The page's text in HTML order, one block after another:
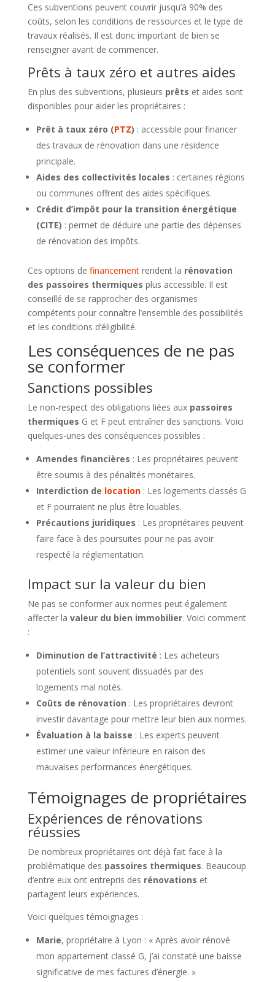
Ces subventions peuvent couvrir jusqu’à 90% des
coûts, selon les conditions de ressources et le type de
travaux réalisés. Il est donc important de bien se
renseigner avant de commencer.
Prêts à taux zéro et autres aides
En plus des subventions, plusieurs prêts et aides sont
disponibles pour aider les propriétaires :
Prêt à taux zéro (PTZ) : accessible pour financer
des travaux de rénovation dans une résidence
principale.
Aides des collectivités locales : certaines régions
ou communes offrent des aides spécifiques.
Crédit d’impôt pour la transition énergétique
(CITE) : permet de déduire une partie des dépenses
de rénovation des impôts.
Ces options de financementrendent la rénovation
des passoires thermiques plus accessible. Il est
conseillé de se rapprocher des organismes
compétents pour connaître l’ensemble des possibilités
et les conditions d’éligibilité.
Les conséquences de ne pas
se conformer
Sanctions possibles
Le non-respect des obligations liées aux passoires
thermiques G et F peut entraîner des sanctions. Voici
quelques-unes des conséquences possibles :
Amendes financières : Les propriétaires peuvent
être soumis à des pénalités monétaires.
Interdiction de location: Les logements classés G
et F pourraient ne plus être louables.
Précautions juridiques : Les propriétaires peuvent
faire face à des poursuites pour ne pas avoir
respecté la réglementation.
Impact sur la valeur du bien
Ne pas se conformer aux normes peut également
affecter la valeur du bien immobilier. Voici comment
:
Diminution de l’attractivité : Les acheteurs
potentiels sont souvent dissuadés par des
logements mal notés.
Coûts de rénovation : Les propriétaires devront
investir davantage pour mettre leur bien aux normes.
Évaluation à la baisse : Les experts peuvent
estimer une valeur inférieure en raison des
mauvaises performances énergétiques.
Témoignages de propriétaires
Expériences de rénovations
réussies
De nombreux propriétaires ont déjà fait face à la
problématique des passoires thermiques. Beaucoup
d’entre eux ont entrepris des rénovations et
partagent leurs expériences.
Voici quelques témoignages :
Marie, propriétaire à Lyon : « Après avoir rénové
mon appartement classé G, j’ai constaté une baisse
significative de mes factures d’énergie. »